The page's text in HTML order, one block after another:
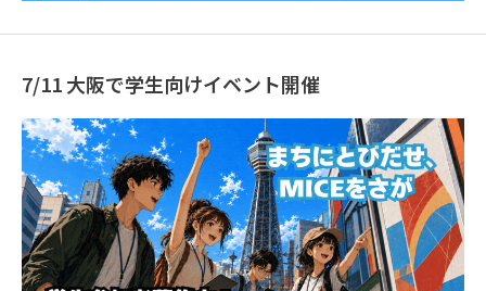
7/11 大阪で学生向けイベント開催